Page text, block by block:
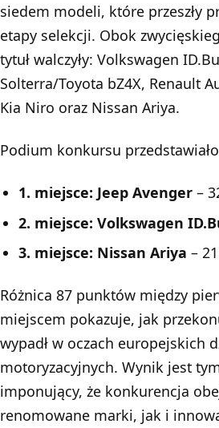
siedem modeli, które przeszły
etapy selekcji. Obok
tytuł walczyły: Volkswagen
Solterra/Toyota bZ4X, Renault
Kia Niro oraz Nissan Ariya.
Podium konkursu
1. miejsce: Jeep Avenger –
2. miejsce: Volkswagen
3. miejsce: Nissan Ariya –
Różnica 87 punktów między
miejscem pokazuje, jak
wypadł w oczach europejskich
motoryzacyjnych. Wynik jest
imponujący, że konkurencja
renomowane marki, jak i